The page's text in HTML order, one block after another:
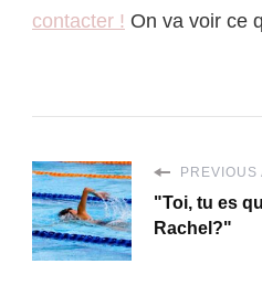
contacter ! On va voir ce
PREVIOUS
"Toi, tu es
Rachel?"